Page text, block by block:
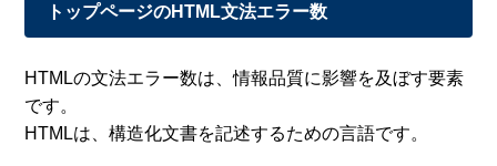
トップページのHTML文法エラー数
HTMLの文法エラー数は、情報品質に影響を及ぼす要素
です。
HTMLは、構造化文書を記述するための言語です。